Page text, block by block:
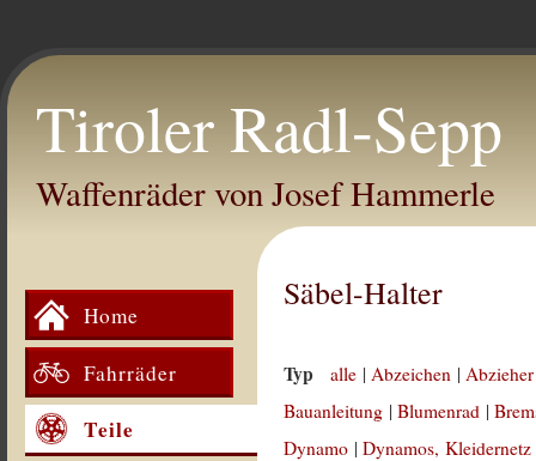
Tiroler Radl-Sepp
Waffenräder von Josef Hammerle
Home
Fahrräder
Teile
Säbel-Halter
Typ alle |Abzeichen |
Bauanleitung |Blumenrad |
Dynamo |Dynamos, Kleidernetz